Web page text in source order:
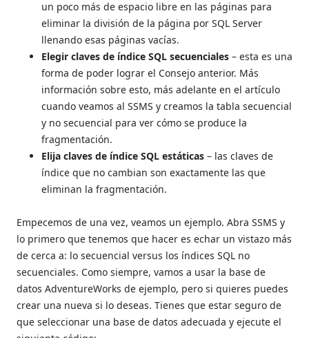
un poco más de espacio libre en las páginas para
eliminar la división de la página por SQL Server
llenando esas páginas vacías.
Elegir claves de índice SQL secuenciales – esta es una
forma de poder lograr el Consejo anterior. Más
información sobre esto, más adelante en el artículo
cuando veamos al SSMS y creamos la tabla secuencial
y no secuencial para ver cómo se produce la
fragmentación.
Elija claves de índice SQL estáticas – las claves de
índice que no cambian son exactamente las que
eliminan la fragmentación.
Empecemos de una vez, veamos un ejemplo. Abra SSMS y
lo primero que tenemos que hacer es echar un vistazo más
de cerca a: lo secuencial versus los índices SQL no
secuenciales. Como siempre, vamos a usar la base de
datos AdventureWorks de ejemplo, pero si quieres puedes
crear una nueva si lo deseas. Tienes que estar seguro de
que seleccionar una base de datos adecuada y ejecute el